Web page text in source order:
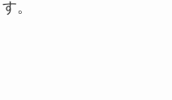
。